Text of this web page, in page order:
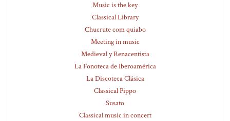
Music is the key
Classical Library
Chucrute com quiabo
Meeting in music
Medieval y Renacentista
La Fonoteca de Iberoamérica
La Discoteca Clásica
Classical Pippo
Susato
Classical music in concert